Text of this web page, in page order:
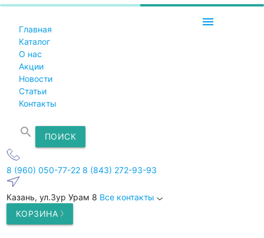
menu
Главная
Каталог
О нас
Акции
Новости
Статьи
Контакты
search ПОИСК
8 (960) 050-77-22 8 (843) 272-93-93
Казань, ул.Зур Урам 8 Все контакты
КОРЗИНА